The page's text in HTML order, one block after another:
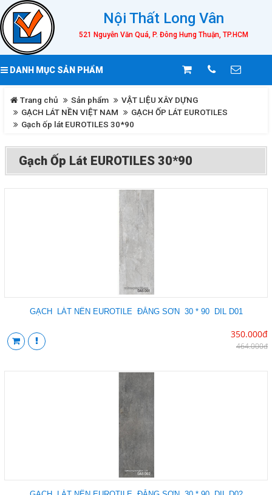
Nội Thất Long Vân
521 Nguyễn Văn Quá, P. Đông Hưng Thuận, TP.HCM
DANH MỤC SẢN PHẨM
Trang chủ Sản phẩm
VẬT LIỆU XÂY DỰNG
GẠCH LÁT NỀN VIỆT NAM
GẠCH ỐP LÁT EUROTILES
Gạch ốp lát EUROTILES 30*90
Gạch Ốp Lát EUROTILES 30*90
GẠCH LÁT NỀN EUROTILE ĐĂNG SƠN 30 * 90 DIL D01
350.000đ
464.000đ